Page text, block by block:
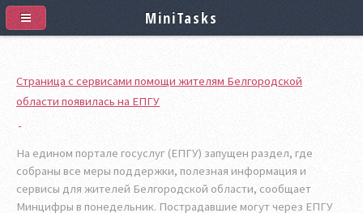
Страница с сервисами помощи жителям Белгородской
области появилась на ЕПГУ
На едином портале госуслуг (ЕПГУ) запущен раздел, где
собраны все меры поддержки, полезная информация и
сервисы для жителей Белгородской области, сообщает
Минцифры в понедельник. Пострадавшие могут через ЕПГУ
MiniTasks